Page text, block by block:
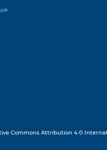
Commons Attribution 4.0